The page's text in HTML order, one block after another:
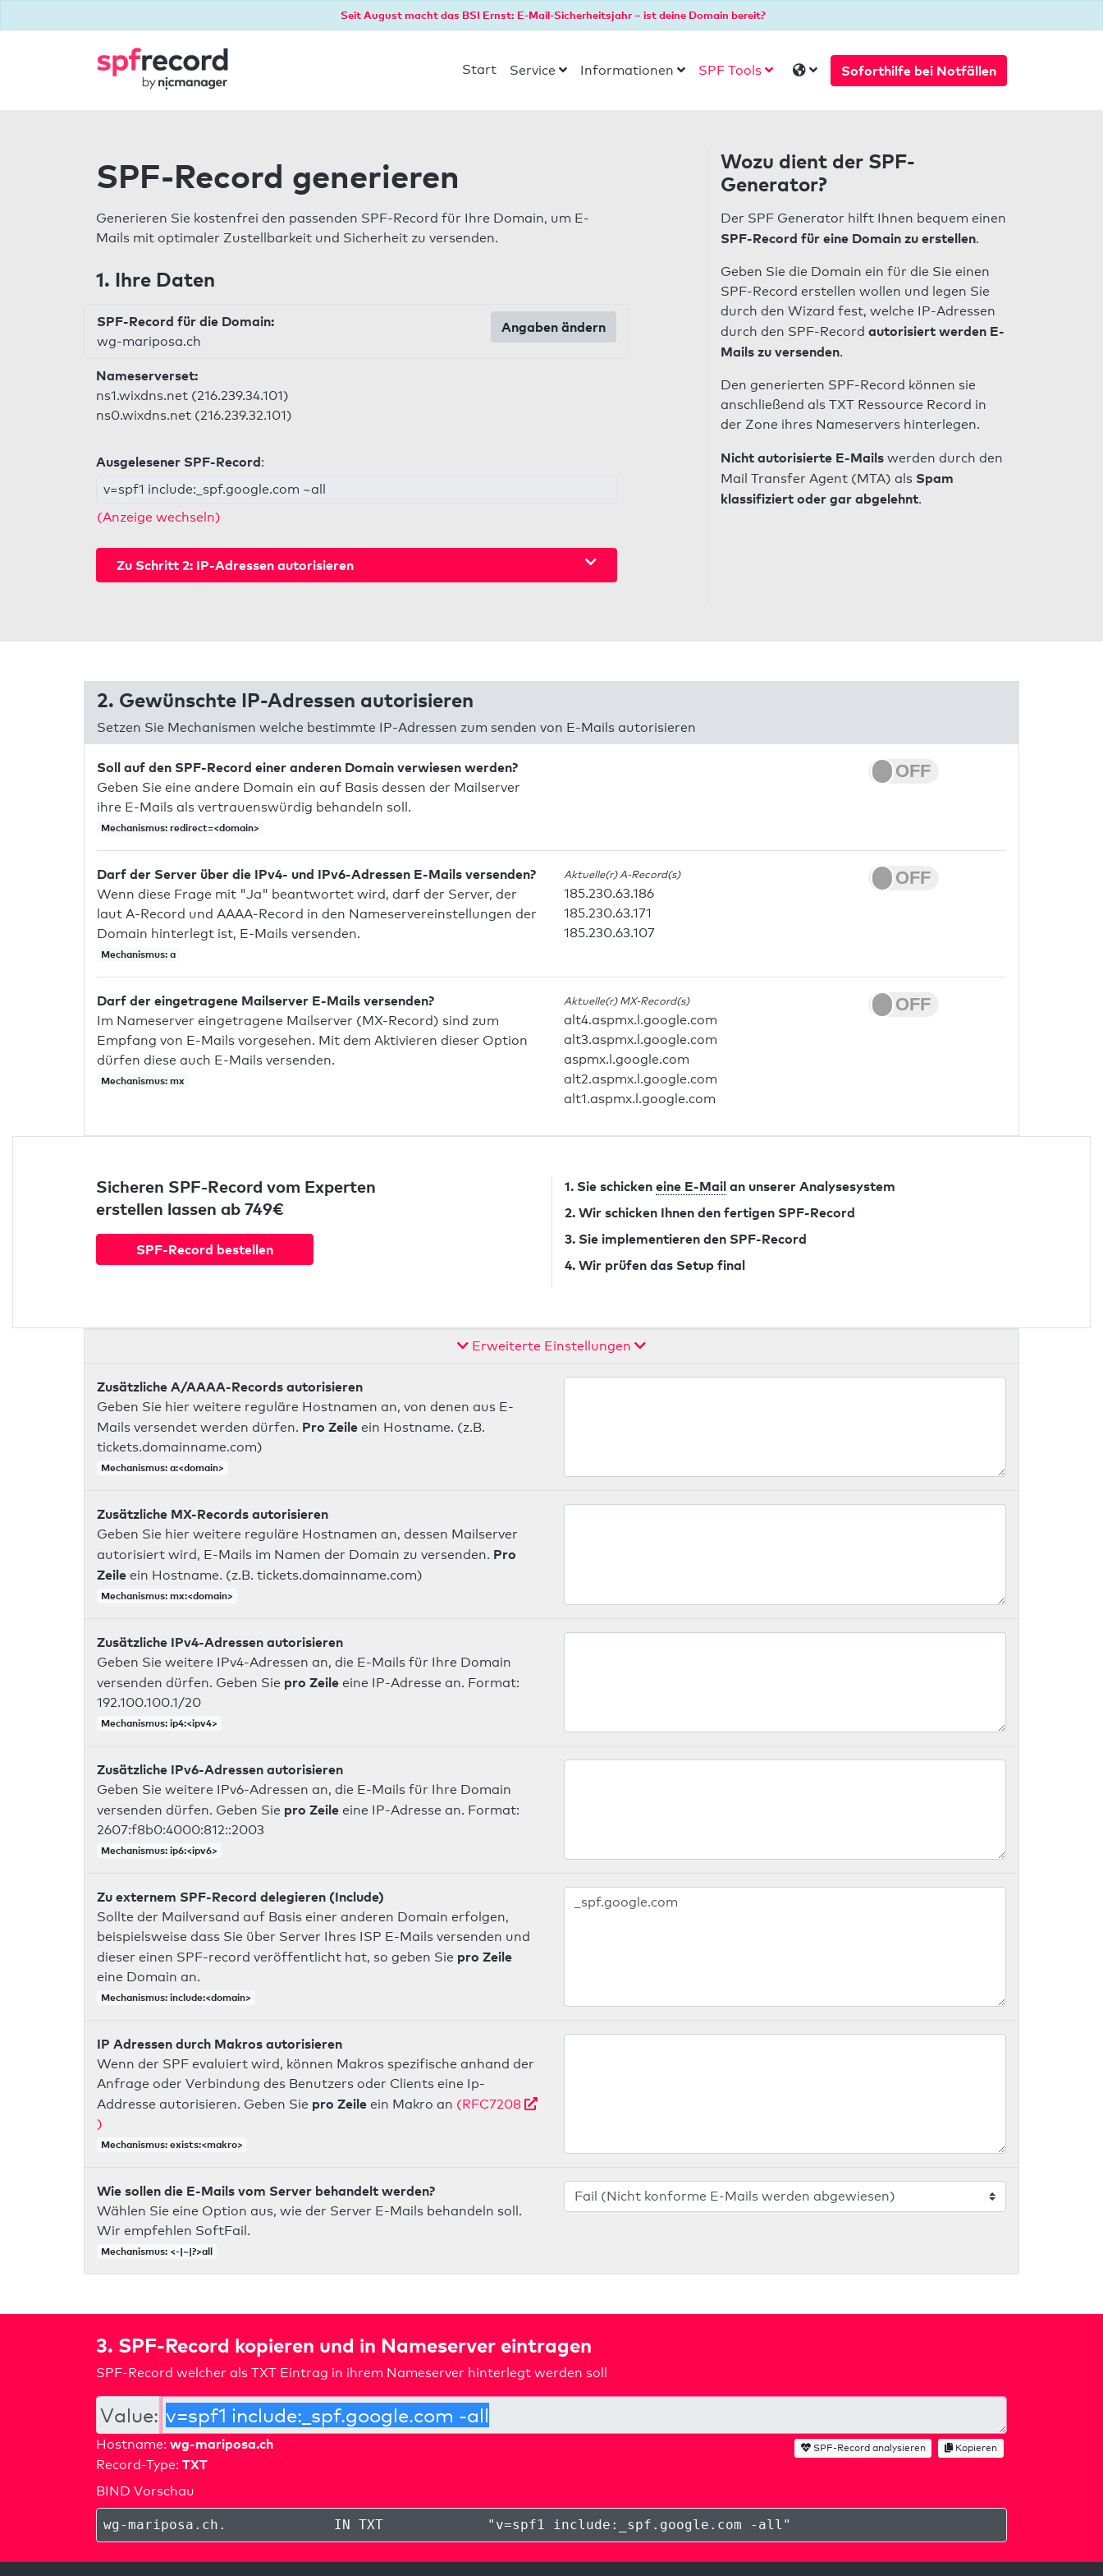
Seit August macht das BSI Ernst: E-Mail-Sicherheitsjahr – ist deine Domain bereit?
Start Service Informationen SPF Tools Soforthilfe bei Notfällen
SPF-Record generieren
Generieren Sie kostenfrei den passenden SPF-Record für Ihre Domain, um E-
Mails mit optimaler Zustellbarkeit und Sicherheit zu versenden.
1. Ihre Daten
SPF-Record für die Domain:
wg-mariposa.ch
Angaben ändern
Nameserverset:
ns1.wixdns.net (216.239.34.101)
ns0.wixdns.net (216.239.32.101)
Ausgelesener SPF-Record:
v=spf1 include:_spf.google.com ~all
(Anzeige wechseln)
Zu Schritt 2: IP-Adressen autorisieren
Wozu dient der SPF-
Generator?
Der SPF Generator hilft Ihnen bequem einen
SPF-Record für eine Domain zu erstellen.
Geben Sie die Domain ein für die Sie einen
SPF-Record erstellen wollen und legen Sie
durch den Wizard fest, welche IP-Adressen
durch den SPF-Record autorisiert werden E-
Mails zu versenden.
Den generierten SPF-Record können sie
anschließend als TXT Ressource Record in
der Zone ihres Nameservers hinterlegen.
Nicht autorisierte E-Mails werden durch den
Mail Transfer Agent (MTA) als Spam
klassifiziert oder gar abgelehnt.
2. Gewünschte IP-Adressen autorisieren
Setzen Sie Mechanismen welche bestimmte IP-Adressen zum senden von E-Mails autorisieren
Soll auf den SPF-Record einer anderen Domain verwiesen werden?
Geben Sie eine andere Domain ein auf Basis dessen der Mailserver
ihre E-Mails als vertrauenswürdig behandeln soll.
Mechanismus: redirect=<domain>
Darf der Server über die IPv4- und IPv6-Adressen E-Mails versenden?
Wenn diese Frage mit "Ja" beantwortet wird, darf der Server, der
laut A-Record und AAAA-Record in den Nameservereinstellungen der
Domain hinterlegt ist, E-Mails versenden.
Mechanismus: a
Aktuelle(r) A-Record(s)
185.230.63.186
185.230.63.171
185.230.63.107
Darf der eingetragene Mailserver E-Mails versenden?
Im Nameserver eingetragene Mailserver (MX-Record) sind zum
Empfang von E-Mails vorgesehen. Mit dem Aktivieren dieser Option
dürfen diese auch E-Mails versenden.
Mechanismus: mx
Aktuelle(r) MX-Record(s)
alt4.aspmx.l.google.com
alt3.aspmx.l.google.com
aspmx.l.google.com
alt2.aspmx.l.google.com
alt1.aspmx.l.google.com
Sicheren SPF-Record vom Experten
erstellen lassen ab 749€
SPF-Record bestellen
1. Sie schicken eine E-Mail an unserer Analysesystem
2. Wir schicken Ihnen den fertigen SPF-Record
3. Sie implementieren den SPF-Record
4. Wir prüfen das Setup final
Erweiterte Einstellungen
Zusätzliche A/AAAA-Records autorisieren
Geben Sie hier weitere reguläre Hostnamen an, von denen aus E-
Mails versendet werden dürfen. Pro Zeile ein Hostname. (z.B.
tickets.domainname.com)
Mechanismus: a:<domain>
Zusätzliche MX-Records autorisieren
Geben Sie hier weitere reguläre Hostnamen an, dessen Mailserver
autorisiert wird, E-Mails im Namen der Domain zu versenden. Pro
Zeile ein Hostname. (z.B. tickets.domainname.com)
Mechanismus: mx:<domain>
Zusätzliche IPv4-Adressen autorisieren
Geben Sie weitere IPv4-Adressen an, die E-Mails für Ihre Domain
versenden dürfen. Geben Sie pro Zeile eine IP-Adresse an. Format:
192.100.100.1/20
Mechanismus: ip4:<ipv4>
Zusätzliche IPv6-Adressen autorisieren
Geben Sie weitere IPv6-Adressen an, die E-Mails für Ihre Domain
versenden dürfen. Geben Sie pro Zeile eine IP-Adresse an. Format:
2607:f8b0:4000:812::2003
Mechanismus: ip6:<ipv6>
Zu externem SPF-Record delegieren (Include)
Sollte der Mailversand auf Basis einer anderen Domain erfolgen,
beispielsweise dass Sie über Server Ihres ISP E-Mails versenden und
dieser einen SPF-record veröffentlicht hat, so geben Sie pro Zeile
eine Domain an.
Mechanismus: include:<domain>
IP Adressen durch Makros autorisieren
Wenn der SPF evaluiert wird, können Makros spezifische anhand der
Anfrage oder Verbindung des Benutzers oder Clients eine Ip-
Addresse autorisieren. Geben Sie pro Zeile ein Makro an (RFC7208
)
Mechanismus: exists:<makro>
Wie sollen die E-Mails vom Server behandelt werden?
Wählen Sie eine Option aus, wie der Server E-Mails behandeln soll.
Wir empfehlen SoftFail.
Mechanismus: <-|~|?>all
3. SPF-Record kopieren und in Nameserver eintragen
SPF-Record welcher als TXT Eintrag in ihrem Nameserver hinterlegt werden soll
Value:
Hostname: wg-mariposa.ch
Record-Type: TXT
SPF-Record analysieren Kopieren
BIND Vorschau
wg-mariposa.ch . IN TXT " v=spf1 include:_spf.google.com -all "